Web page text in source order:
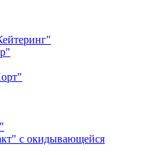
с окидывающейся